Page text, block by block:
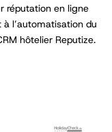
réputation en ligne
l’automatisation du
hôtelier Reputize.